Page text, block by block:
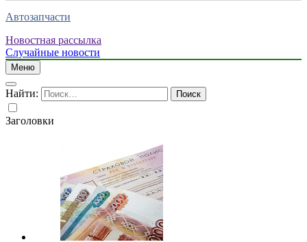
Автозапчасти
Новостная рассылка
Случайные новости
Меню
Найти:
Заголовки